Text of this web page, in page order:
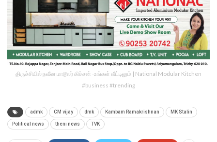
திருச்சியில் நவீன மாடூலர் கிச்சன் -உங்கள் வீட்டிலும் | National Modular Kitchen
#business #trending
admk CM vijay dmk Kambam Ramakrishnan MK Stalin
Political news theni news TVK